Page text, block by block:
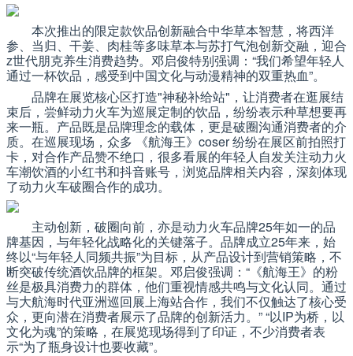
本次推出的限定款饮品创新融合中华草本智慧，将西洋
参、当归、干姜、肉桂等多味草本与苏打气泡创新交融，迎合
z世代朋克养生消费趋势。邓启俊特别强调：“我们希望年轻人
通过一杯饮品，感受到中国文化与动漫精神的双重热血”。
品牌在展览核心区打造"神秘补给站"，让消费者在逛展结
束后，尝鲜动力火车为巡展定制的饮品，纷纷表示种草想要再
来一瓶。产品既是品牌理念的载体，更是破圈沟通消费者的介
质。在巡展现场，众多 《航海王》coser 纷纷在展区前拍照打
卡，对合作产品赞不绝口，很多看展的年轻人自发关注动力火
车潮饮酒的小红书和抖音账号，浏览品牌相关内容，深刻体现
了动力火车破圈合作的成功。
主动创新，破圈向前，亦是动力火车品牌25年如一的品
牌基因，与年轻化战略化的关键落子。品牌成立25年来，始
终以“与年轻人同频共振”为目标，从产品设计到营销策略，不
断突破传统酒饮品牌的框架。邓启俊强调：“《航海王》的粉
丝是极具消费力的群体，他们重视情感共鸣与文化认同。通过
与大航海时代亚洲巡回展上海站合作，我们不仅触达了核心受
众，更向潜在消费者展示了品牌的创新活力。” “以IP为桥，以
文化为魂”的策略，在展览现场得到了印证，不少消费者表
示“为了瓶身设计也要收藏”。